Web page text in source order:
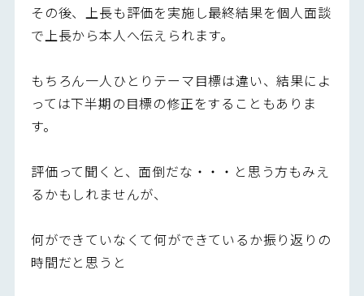
その後、上長も評価を実施し最終結果を個人面談
で上長から本人へ伝えられます。
もちろん一人ひとりテーマ目標は違い、結果によ
っては下半期の目標の修正をすることもありま
す。
評価って聞くと、面倒だな・・・と思う方もみえ
るかもしれませんが、
何ができていなくて何ができているか振り返りの
時間だと思うと